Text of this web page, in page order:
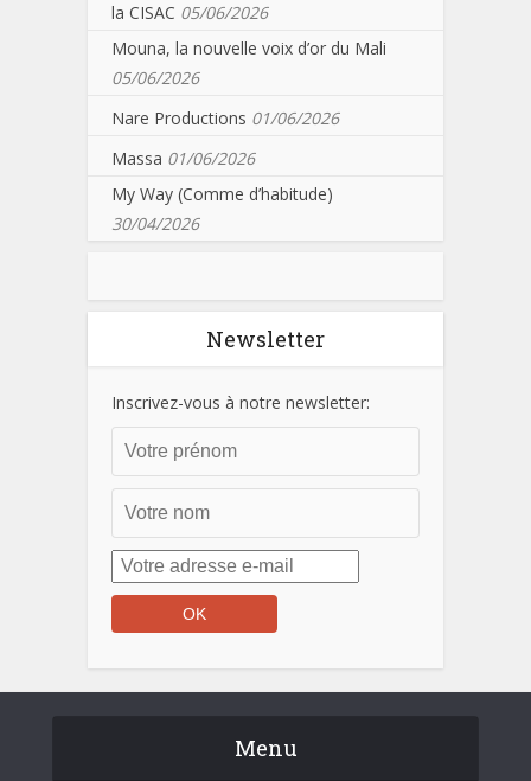
la CISAC 05/06/2026
Mouna, la nouvelle voix d’or du Mali
05/06/2026
Nare Productions 01/06/2026
Massa 01/06/2026
My Way (Comme d’habitude)
30/04/2026
Newsletter
Inscrivez-vous à notre newsletter:
Menu